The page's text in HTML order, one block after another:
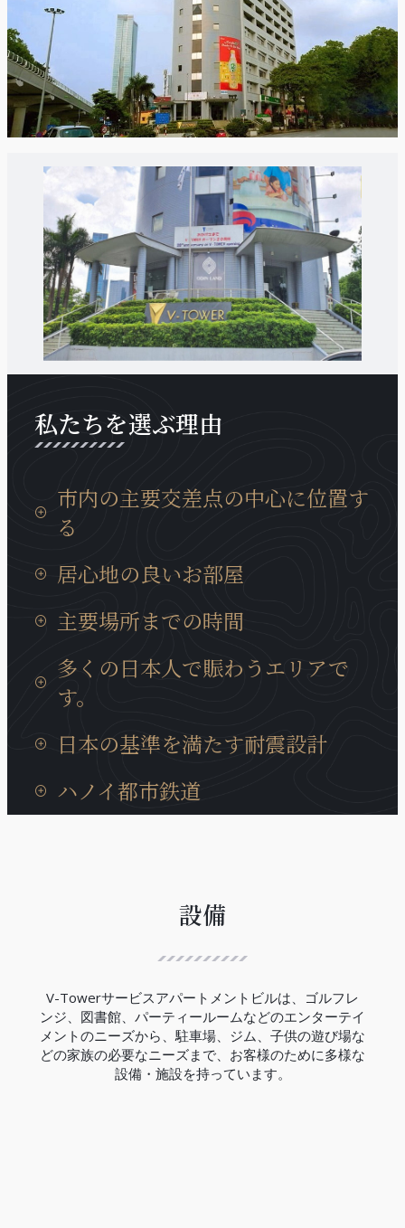
私たちを選ぶ理由
市内の主要交差点の中心に位置す
る
タンロン工業団地までの移動時間は15分、イノバイ
国際空港までは30分と通勤等にも非常に便利な場所
居心地の良いお部屋
日本製の設備が充実していて、ベトナムに居ても、
日本の我が家の居心地に癒やされます。
主要場所までの時間
タンロン工業団地までの移動時間は15分、イノバイ
国際空港までは30分と通勤等にも非常に便利な場所
に位置しております。
多くの日本人で賑わうエリアで
す。
近くには多くの日系企業も、キムマー通り、ダオタ
ン通りに集まっています。また、周辺には多様な商
宅街にも近いロケーションです。
日本の基準を満たす耐震設計
ハノイの建造物では非常にめずらいい耐震構造のビ
ルディングで、安心に宿泊できます。
ハノイ都市鉄道
V-Towerの近くにはCauGiay駅があり、3号線の完
設備
V-Towerサービスアパートメントビルは、ゴルフレ
ンジ、図書館、パーティールームなどのエンターテイ
メントのニーズから、駐車場、ジム、子供の遊び場な
どの家族の必要なニーズまで、お客様のために多様な
設備・施設を持っています。